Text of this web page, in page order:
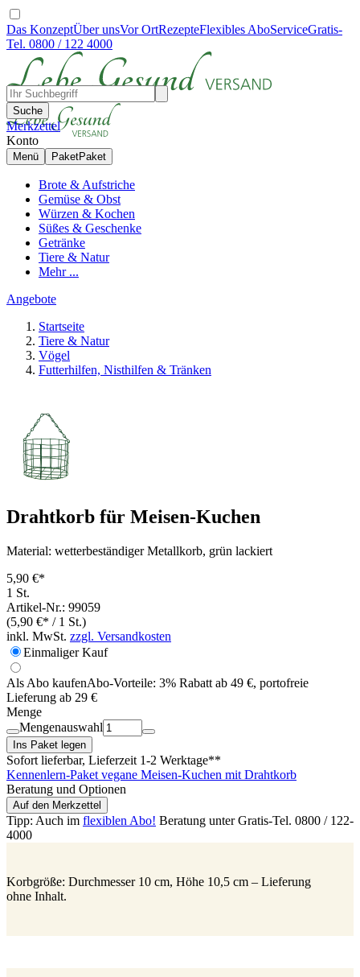
Das KonzeptÜber unsVor OrtRezepteFlexibles AboServiceGratis-
Tel. 0800 / 122 4000
Suche
Merkzettel
Konto
Menü PaketPaket
Brote & Aufstriche
Gemüse & Obst
Würzen & Kochen
Süßes & Geschenke
Getränke
Tiere & Natur
Mehr ...
Angebote
Startseite
Tiere & Natur
Vögel
Futterhilfen, Nisthilfen & Tränken
Drahtkorb für Meisen-Kuchen
Material: wetterbeständiger Metallkorb, grün lackiert
5,90 €*
1 St.
Artikel-Nr.: 99059
(5,90 €* / 1 St.)
inkl. MwSt. zzgl. Versandkosten
Einmaliger Kauf
Als Abo kaufenAbo-Vorteile: 3% Rabatt ab 49 €, portofreie
Lieferung ab 29 €
Menge
Mengenauswahl
Ins Paket legen
Sofort lieferbar, Lieferzeit 1-2 Werktage**
Kennenlern-Paket vegane Meisen-Kuchen mit Drahtkorb
Beratung und Optionen
Auf den Merkzettel
Tipp: Auch im flexiblen Abo! Beratung unter Gratis-Tel. 0800 / 122-
4000
Korbgröße: Durchmesser 10 cm, Höhe 10,5 cm – Lieferung
ohne Inhalt.